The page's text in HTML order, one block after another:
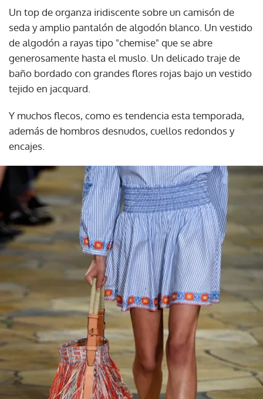
Un top de organza iridiscente sobre un camisón de
seda y amplio pantalón de algodón blanco. Un vestido
de algodón a rayas tipo "chemise" que se abre
generosamente hasta el muslo. Un delicado traje de
baño bordado con grandes flores rojas bajo un vestido
tejido en jacquard.
Y muchos flecos, como es tendencia esta temporada,
además de hombros desnudos, cuellos redondos y
encajes.